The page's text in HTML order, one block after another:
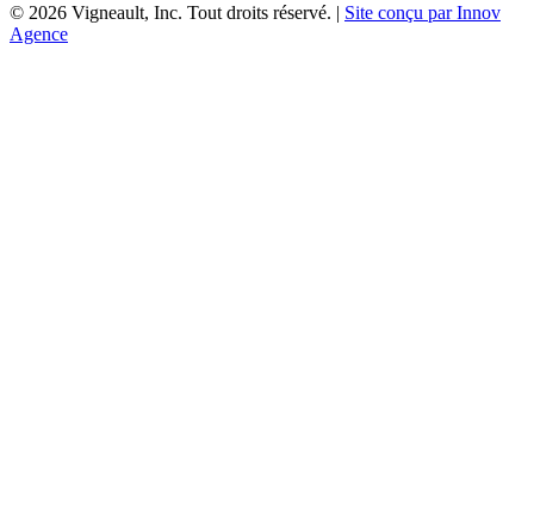
© 2026 Vigneault, Inc. Tout droits réservé. | Site conçu par Innov
Agence